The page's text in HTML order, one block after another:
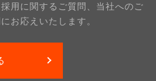
用に関するご質問、当社へのご
お応えいたします。